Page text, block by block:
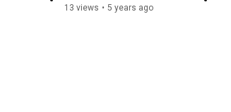
13 views • 5 years ago